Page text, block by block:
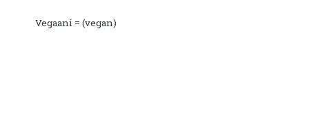
Vegaani = (vegan)